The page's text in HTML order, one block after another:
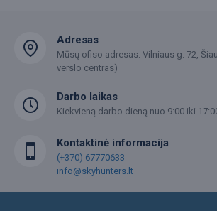
Adresas
Mūsų ofiso adresas: Vilniaus g. 72,
verslo centras)
Darbo laikas
Kiekvieną darbo dieną nuo 9:00 iki
Kontaktinė informacija
(+370) 67770633
info@skyhunters.lt